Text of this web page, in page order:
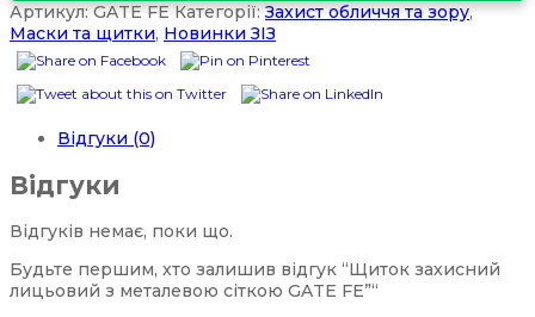
Артикул:GATE FE Категорії:Захист обличчя та зору,
Маски та щитки, Новинки ЗІЗ
Відгуки (0)
Відгуки
Відгуків немає, поки що.
Будьте першим, хто залишив відгук “Щиток захисний
лицьовий з металевою сіткою GATE FE”“